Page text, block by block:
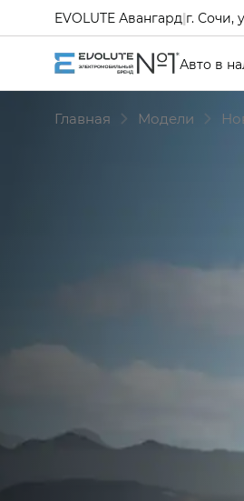
EVOLUTE Авангард|г. Сочи,
Авто в
Главная Модели